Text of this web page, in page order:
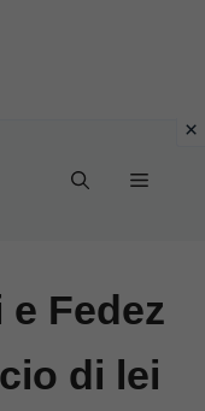
Menu
Fedez
di lei